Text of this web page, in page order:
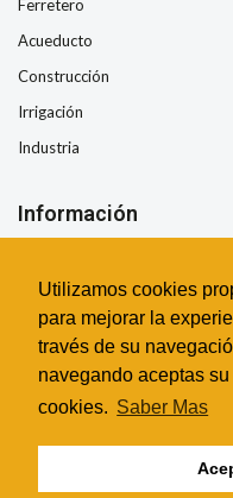
Utilizamos cookies
para mejorar la
través de su
navegando aceptas
cookies. Saber Mas
Ferretero
Acueducto
Construcción
Irrigación
Industria
Información
Condiciones de Envio
Términos y Condiciones
Garantía
Contacto